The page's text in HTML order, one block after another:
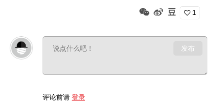
1
发布
评论前请 登录